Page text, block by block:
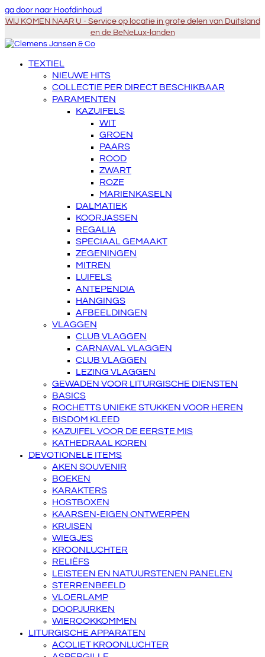
ga door naar Hoofdinhoud
WIJ KOMEN NAAR U - Service op locatie in grote delen van Duitsland
en de BeNeLux-landen
TEXTIEL
NIEUWE HITS
COLLECTIE PER DIRECT BESCHIKBAAR
PARAMENTEN
KAZUIFELS
WIT
GROEN
PAARS
ROOD
ZWART
ROZE
MARIENKASELN
DALMATIEK
KOORJASSEN
REGALIA
SPECIAAL GEMAAKT
ZEGENINGEN
MITREN
LUIFELS
ANTEPENDIA
HANGINGS
AFBEELDINGEN
VLAGGEN
CLUB VLAGGEN
CARNAVAL VLAGGEN
CLUB VLAGGEN
LEZING VLAGGEN
GEWADEN VOOR LITURGISCHE DIENSTEN
BASICS
ROCHETTS UNIEKE STUKKEN VOOR HEREN
BISDOM KLEED
KAZUIFEL VOOR DE EERSTE MIS
KATHEDRAAL KOREN
DEVOTIONELE ITEMS
AKEN SOUVENIR
BOEKEN
KARAKTERS
HOSTBOXEN
KAARSEN-EIGEN ONTWERPEN
KRUISEN
WIEGJES
KROONLUCHTER
RELIËFS
LEISTEEN EN NATUURSTENEN PANELEN
STERRENBEELD
VLOERLAMP
DOOPJURKEN
WIEROOKKOMMEN
LITURGISCHE APPARATEN
ACOLIET KROONLUCHTER